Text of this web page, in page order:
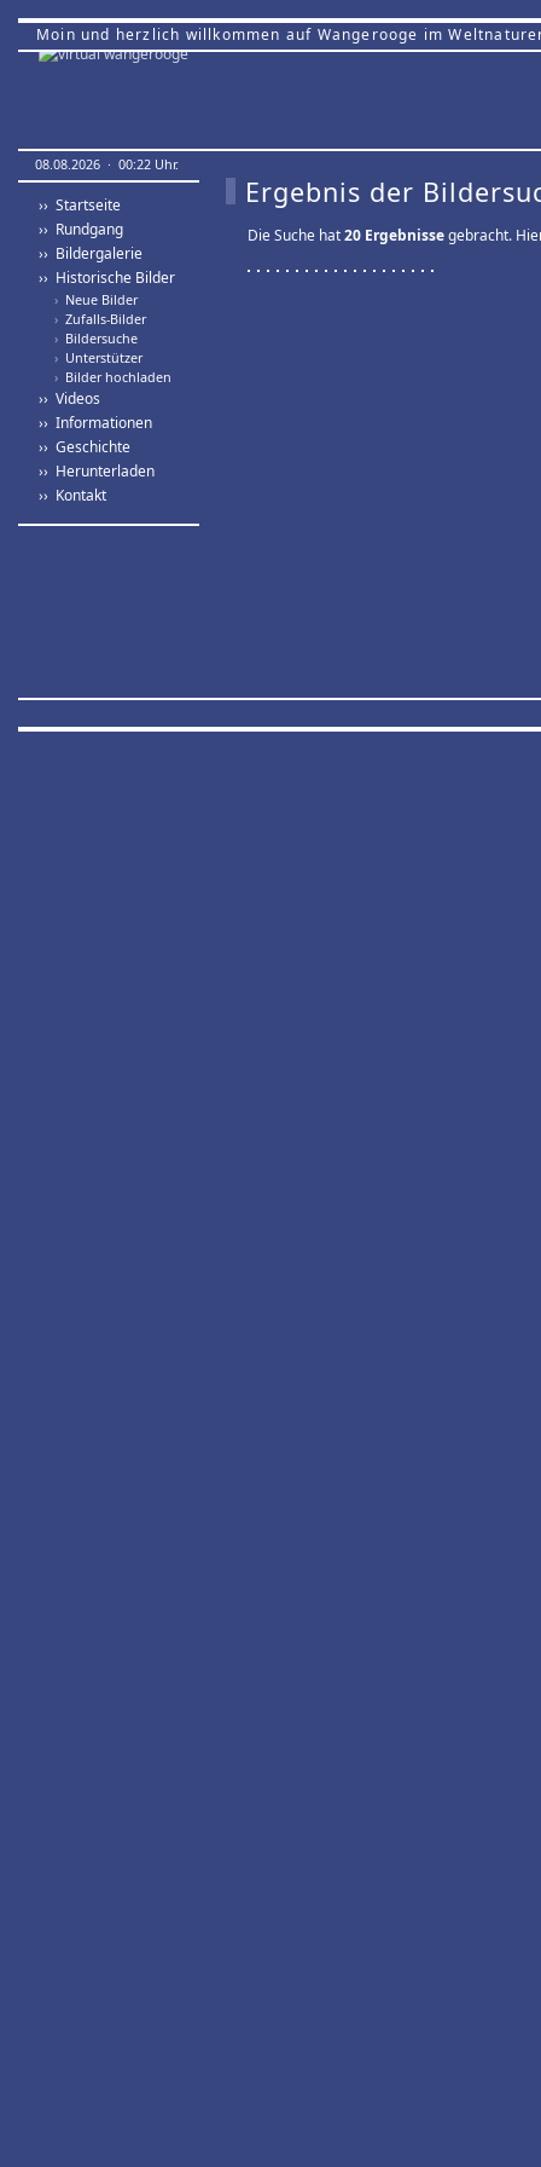
Moin und herzlich willkommen auf Wangerooge im
08.08.2026 · 00:22 Uhr.
›› Startseite
›› Rundgang
›› Bildergalerie
›› Historische Bilder
› Neue Bilder
› Zufalls-Bilder
› Bildersuche
› Unterstützer
› Bilder hochladen
›› Videos
›› Informationen
›› Geschichte
›› Herunterladen
›› Kontakt
Ergebnis der
Die Suche hat20 Ergebnissegebracht.